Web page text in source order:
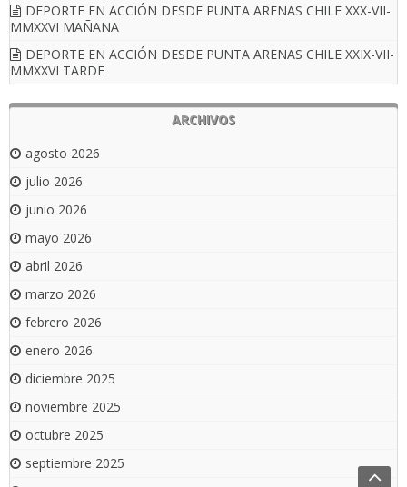
DEPORTE EN ACCIÓN DESDE PUNTA ARENAS CHILE XXX-VII-
MMXXVI MAÑANA
DEPORTE EN ACCIÓN DESDE PUNTA ARENAS CHILE XXIX-VII-
MMXXVI TARDE
ARCHIVOS
agosto 2026
julio 2026
junio 2026
mayo 2026
abril 2026
marzo 2026
febrero 2026
enero 2026
diciembre 2025
noviembre 2025
octubre 2025
septiembre 2025